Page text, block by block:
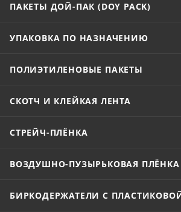
ПАКЕТЫ ДОЙ-ПАК (DOY PACK)
УПАКОВКА ПО НАЗНАЧЕНИЮ
ПОЛИЭТИЛЕНОВЫЕ ПАКЕТЫ
СКОТЧ И КЛЕЙКАЯ ЛЕНТА
СТРЕЙЧ-ПЛЁНКА
ВОЗДУШНО-ПУЗЫРЬКОВАЯ ПЛЁНКА
БИРКОДЕРЖАТЕЛИ С